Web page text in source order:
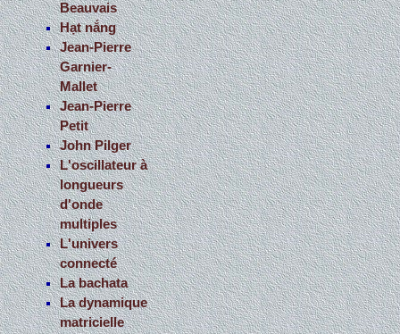
Beauvais
Hạt nắng
Jean-Pierre
Garnier-
Mallet
Jean-Pierre
Petit
John Pilger
L'oscillateur à
longueurs
d'onde
multiples
L'univers
connecté
La bachata
La dynamique
matricielle